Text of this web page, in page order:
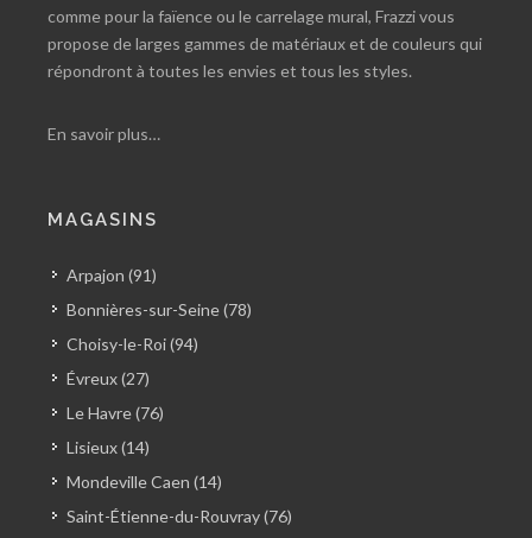
comme pour la faïence ou le carrelage mural, Frazzi vous
propose de larges gammes de matériaux et de couleurs qui
répondront à toutes les envies et tous les styles.
En savoir plus…
MAGASINS
Arpajon (91)
Bonnières-sur-Seine (78)
Choisy-le-Roi (94)
Évreux (27)
Le Havre (76)
Lisieux (14)
Mondeville Caen (14)
Saint-Étienne-du-Rouvray (76)